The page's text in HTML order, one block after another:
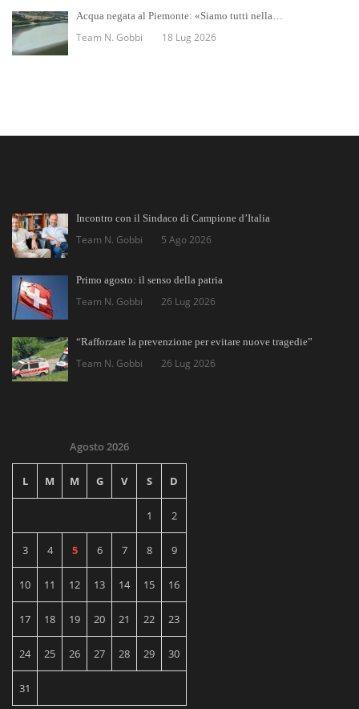
Acqua negata al Piemonte: «Siamo tutti nella…
Team N. Gobbi 18 Lug 2026
Incontro con il Sindaco di Campione d’Italia
Team N. Gobbi 5 Ago 2026
Primo agosto: il senso della patria
Team N. Gobbi 26 Lug 2026
“Rafforzare la prevenzione per evitare nuove tragedie”
Team N. Gobbi 26 Lug 2026
Agosto 2026
L M M G V S D
1 2
3 4 5 6 7 8 9
10 11 12 13 14 15 16
17 18 19 20 21 22 23
24 25 26 27 28 29 30
31